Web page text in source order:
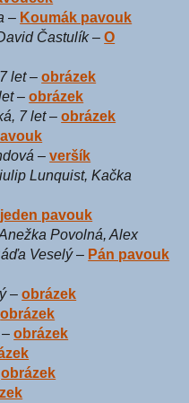
– Koumák pavouk
Častulík–O
let–obrázek
–obrázek
7 let–obrázek
–veršík
Lunquist, Kačka
pavouk
Povolná, Alex
Veselý– Pán pavouk
–obrázek
obrázek
obrázek
obrázek